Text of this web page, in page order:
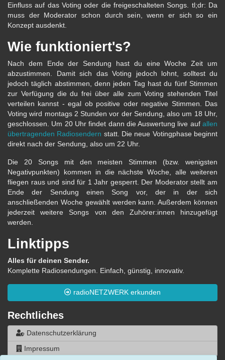
Einfluss auf das Voting oder die freigeschalteten Songs. tl;dr: Da
muss der Moderator schon durch sein, wenn er sich so ein
Konzept ausdenkt.
Wie funktioniert's?
Nach dem Ende der Sendung hast du eine Woche Zeit um
abzustimmen. Damit sich das Voting jedoch lohnt, solltest du
jedoch täglich abstimmen, denn jeden Tag hast du fünf Stimmen
zur Verfügung die du frei über alle zum Voting stehenden Titel
verteilen kannst - egal ob positive oder negative Stimmen. Das
Voting wird montags 2 Stunden vor der Sendung, also um 18 Uhr,
geschlossen. Um 20 Uhr findet dann die Auswertung live auf allen
übertragenden Radiosendern statt. Die neue Votingphase beginnt
direkt nach der Sendung, also um 22 Uhr.
Die 20 Songs mit den meisten Stimmen (bzw. wenigsten
Negativpunkten) kommen in die nächste Woche, alle weiteren
fliegen raus und sind für 1 Jahr gesperrt. Der Moderator stellt am
Ende der Sendung einen Song vor, der in der sich
anschließenden Woche gewählt werden kann. Außerdem können
jederzeit weitere Songs von den Zuhörer:innen hinzugefügt
werden.
Linktipps
Alles für deinen Sender.
Komplette Radiosendungen. Einfach, günstig, innovativ.
radioNETZWERK erkunden
Rechtliches
Datenschutzerklärung
Impressum